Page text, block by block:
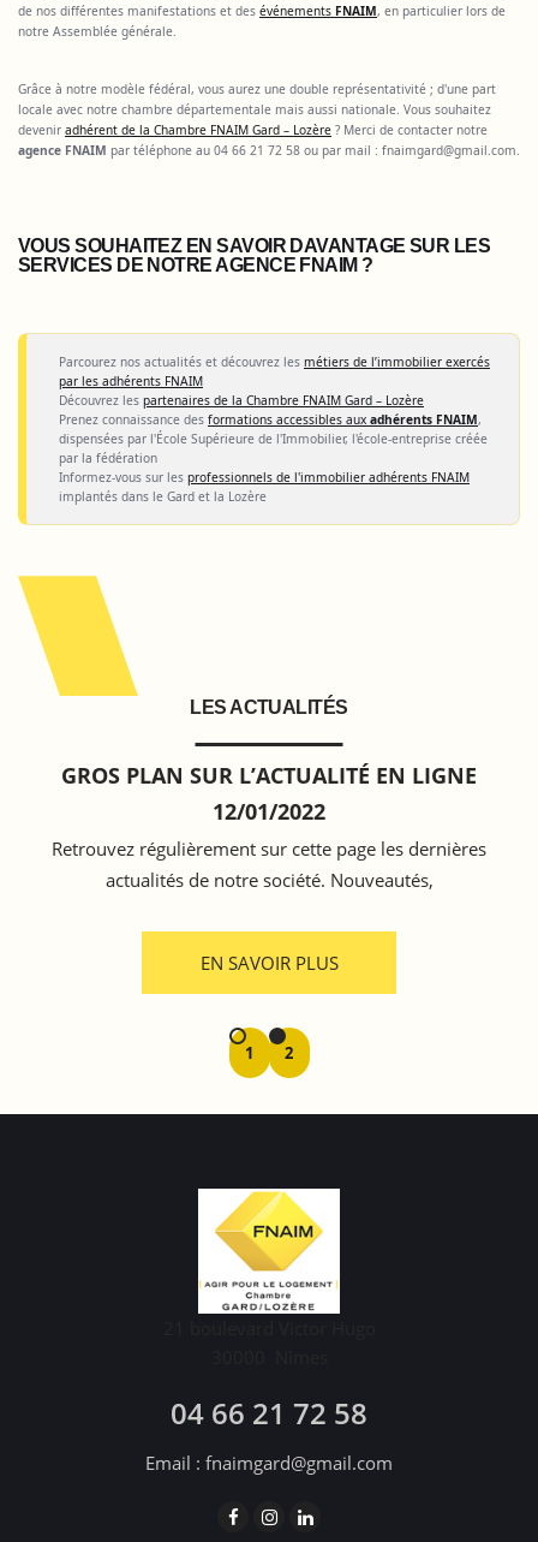
de nos différentes manifestations et des événements FNAIM, en particulier lors de
notre Assemblée générale.
Grâce à notre modèle fédéral, vous aurez une double représentativité ; d'une part
locale avec notre chambre départementale mais aussi nationale. Vous souhaitez
devenir adhérent de la Chambre FNAIM Gard – Lozère ? Merci de contacter notre
agence FNAIM par téléphone au 04 66 21 72 58 ou par mail : fnaimgard@gmail.com.
VOUS SOUHAITEZ EN SAVOIR DAVANTAGE SUR LES
SERVICES DE NOTRE AGENCE FNAIM ?
Parcourez nos actualités et découvrez les métiers de l’immobilier exercés
par les adhérents FNAIM
Découvrez les partenaires de la Chambre FNAIM Gard – Lozère
Prenez connaissance des formations accessibles aux adhérents FNAIM,
dispensées par l'École Supérieure de l'Immobilier, l'école-entreprise créée
par la fédération
Informez-vous sur les professionnels de l'immobilier adhérents FNAIM
implantés dans le Gard et la Lozère
LES ACTUALITÉS
GROS PLAN SUR L’ACTUALITÉ EN LIGNE
12/01/2022
Retrouvez régulièrement sur cette page les dernières
actualités de notre société. Nouveautés,
EN SAVOIR PLUS
1 2
04 66 21 72 58
Email : fnaimgard@gmail.com